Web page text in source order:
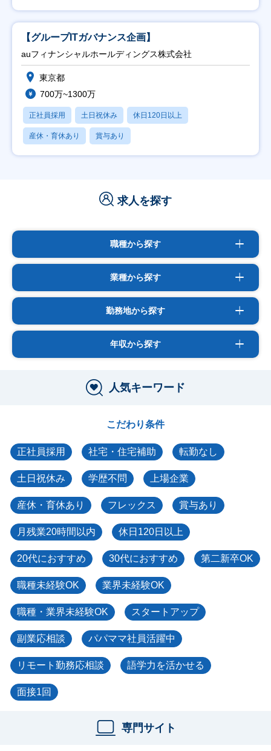
【グループITガバナンス企画】
auフィナンシャルホールディングス株式会社
東京都
700万~1300万
正社員採用 土日祝休み 休日120日以上
産休・育休あり 賞与あり
求人を探す
職種から探す
業種から探す
勤務地から探す
年収から探す
人気キーワード
こだわり条件
正社員採用 社宅・住宅補助 転勤なし
土日祝休み 学歴不問 上場企業
産休・育休あり フレックス 賞与あり
月残業20時間以内 休日120日以上
20代におすすめ 30代におすすめ 第二新卒OK
職種未経験OK 業界未経験OK
職種・業界未経験OK スタートアップ
副業応相談 パパママ社員活躍中
リモート勤務応相談 語学力を活かせる
面接1回
専門サイト